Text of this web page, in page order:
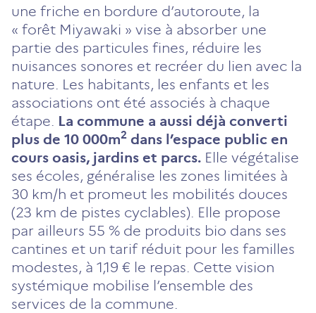
une friche en bordure d’autoroute, la
« forêt Miyawaki » vise à absorber une
partie des particules fines, réduire les
nuisances sonores et recréer du lien avec la
nature. Les habitants, les enfants et les
associations ont été associés à chaque
étape. La commune a aussi déjà converti
plus de 10 000m2 dans l’espace public en
cours oasis, jardins et parcs. Elle végétalise
ses écoles, généralise les zones limitées à
30 km/h et promeut les mobilités douces
(23 km de pistes cyclables). Elle propose
par ailleurs 55 % de produits bio dans ses
cantines et un tarif réduit pour les familles
modestes, à 1,19 € le repas. Cette vision
systémique mobilise l’ensemble des
services de la commune.